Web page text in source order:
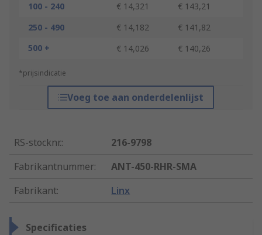
100 - 240
€ 14,321
€ 143,21
250 - 490
€ 14,182
€ 141,82
500 +
€ 14,026 € 140,26
*prijsindicatie
Voeg toe aan onderdelenlijst
RS-stocknr.:
216-9798
Fabrikantnummer:
ANT-450-RHR-SMA
Fabrikant: Linx
Specificaties